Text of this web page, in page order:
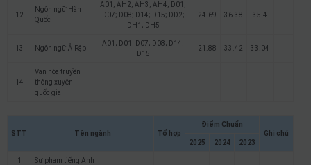
12
Ngôn ngữ Hàn
Quốc
A01; AH2; AH3; AH4; D01;
D07; D08; D14; D15; DD2;
DH1; DH5
24.69 36.38 35.4
13 Ngôn ngữ Ả Rập
A01; D01; D07; D08; D14;
D15
21.88 33.42 33.04
14
Văn hóa truyền
thông xuyên
quốc gia
STT Tên ngành Tổ hợp
Điểm Chuẩn
Ghi chú
2025
2024 2023
1 Sư phạm tiếng Anh